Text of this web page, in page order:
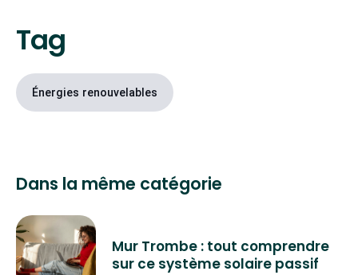
Tag
Énergies renouvelables
Dans la même catégorie
Mur Trombe : tout comprendre
sur ce système solaire passif